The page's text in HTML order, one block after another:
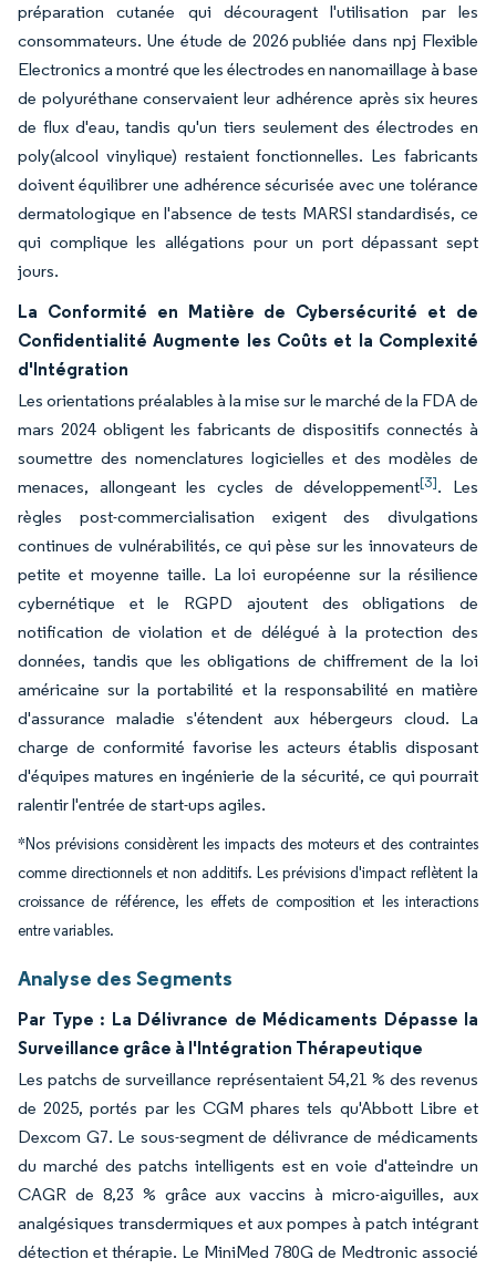
préparation cutanée qui découragent l'utilisation par les
consommateurs. Une étude de 2026 publiée dans npj Flexible
Electronics a montré que les électrodes en nanomaillage à base
de polyuréthane conservaient leur adhérence après six heures
de flux d'eau, tandis qu'un tiers seulement des électrodes en
poly(alcool vinylique) restaient fonctionnelles. Les fabricants
doivent équilibrer une adhérence sécurisée avec une tolérance
dermatologique en l'absence de tests MARSI standardisés, ce
qui complique les allégations pour un port dépassant sept
jours.
La Conformité en Matière de Cybersécurité et de
Confidentialité Augmente les Coûts et la Complexité
d'Intégration
Les orientations préalables à la mise sur le marché de la FDA de
mars 2024 obligent les fabricants de dispositifs connectés à
soumettre des nomenclatures logicielles et des modèles de
menaces, allongeant les cycles de développement[3]. Les
règles post-commercialisation exigent des divulgations
continues de vulnérabilités, ce qui pèse sur les innovateurs de
petite et moyenne taille. La loi européenne sur la résilience
cybernétique et le RGPD ajoutent des obligations de
notification de violation et de délégué à la protection des
données, tandis que les obligations de chiffrement de la loi
américaine sur la portabilité et la responsabilité en matière
d'assurance maladie s'étendent aux hébergeurs cloud. La
charge de conformité favorise les acteurs établis disposant
d'équipes matures en ingénierie de la sécurité, ce qui pourrait
ralentir l'entrée de start-ups agiles.
*Nos prévisions considèrent les impacts des moteurs et des contraintes
comme directionnels et non additifs. Les prévisions d'impact reflètent la
croissance de référence, les effets de composition et les interactions
entre variables.
Analyse des Segments
Par Type : La Délivrance de Médicaments Dépasse la
Surveillance grâce à l'Intégration Thérapeutique
Les patchs de surveillance représentaient 54,21 % des revenus
de 2025, portés par les CGM phares tels qu'Abbott Libre et
Dexcom G7. Le sous-segment de délivrance de médicaments
du marché des patchs intelligents est en voie d'atteindre un
CAGR de 8,23 % grâce aux vaccins à micro-aiguilles, aux
analgésiques transdermiques et aux pompes à patch intégrant
détection et thérapie. Le MiniMed 780G de Medtronic associé